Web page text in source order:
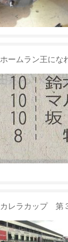
ームラン王にな
カレラカップ